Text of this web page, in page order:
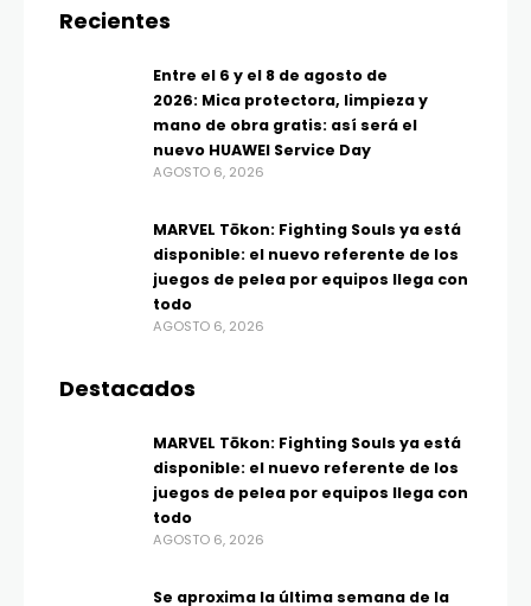
Recientes
Entre el 6 y el 8 de agosto de
2026: Mica protectora, limpieza y
mano de obra gratis: así será el
nuevo HUAWEI Service Day
AGOSTO 6, 2026
MARVEL Tōkon: Fighting Souls ya está
disponible: el nuevo referente de los
juegos de pelea por equipos llega con
todo
AGOSTO 6, 2026
Destacados
MARVEL Tōkon: Fighting Souls ya está
disponible: el nuevo referente de los
juegos de pelea por equipos llega con
todo
AGOSTO 6, 2026
Se aproxima la última semana de la